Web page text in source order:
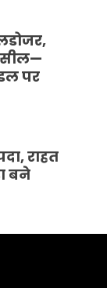
पर
राहत
बने